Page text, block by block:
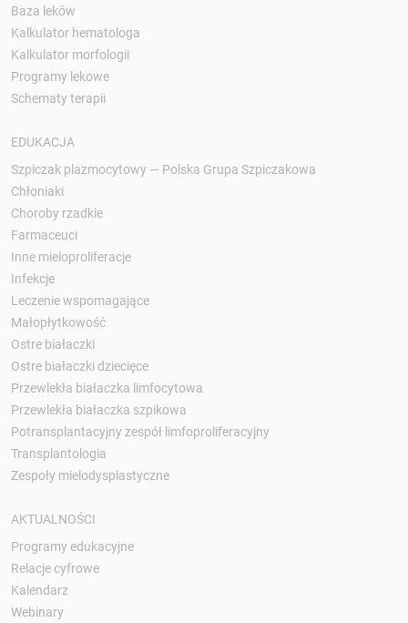
Baza leków
Kalkulator hematologa
Kalkulator morfologii
Programy lekowe
Schematy terapii
EDUKACJA
Szpiczak plazmocytowy — Polska Grupa Szpiczakowa
Chłoniaki
Choroby rzadkie
Farmaceuci
Inne mieloproliferacje
Infekcje
Leczenie wspomagające
Małopłytkowość
Ostre białaczki
Ostre białaczki dziecięce
Przewlekła białaczka limfocytowa
Przewlekła białaczka szpikowa
Potransplantacyjny zespół limfoproliferacyjny
Transplantologia
Zespoły mielodysplastyczne
AKTUALNOŚCI
Programy edukacyjne
Relacje cyfrowe
Kalendarz
Webinary